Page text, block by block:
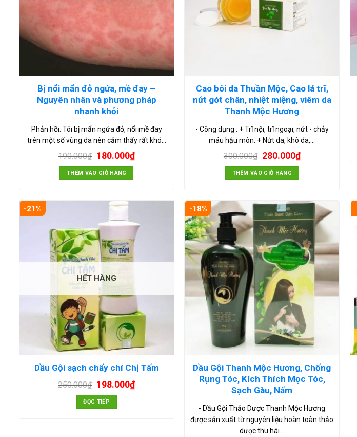
Bị nổi mẩn đỏ ngứa, mề đay –
Nguyên nhân và phương pháp
nhanh khỏi
Phản hồi: Tôi bị mẩn ngứa đỏ, nổi mề đay
trên một số vùng da nên cảm thấy rất khó…
190.000₫ 180.000₫
THÊM VÀO GIỎ HÀNG
Cao bôi da Thuần Mộc, Cao lá trĩ,
nứt gót chân, nhiệt miệng, viêm da
Thanh Mộc Hương
- Công dụng : + Trĩ nội, trĩ ngoại, nứt - chảy
máu hậu môn. + Nứt da, khô da,…
300.000₫ 280.000₫
THÊM VÀO GIỎ HÀNG
-21%
HẾT HÀNG
Dầu Gội sạch chấy chí Chị Tấm
250.000₫ 198.000₫
ĐỌC TIẾP
-18%
Dầu Gội Thanh Mộc Hương, Chống
Rụng Tóc, Kích Thích Mọc Tóc,
Sạch Gàu, Nấm
- Dầu Gội Thảo Dược Thanh Mộc Hương
được sản xuất từ nguyên liệu hoàn toàn thảo
dược thu hái…